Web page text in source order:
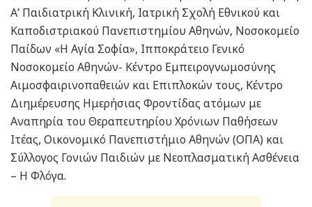
Α’ Παιδιατρική Κλινική, Ιατρική Σχολή Εθνικού και
Καποδιστριακού Πανεπιστημίου Αθηνών, Νοσοκομείο
Παίδων «Η Αγία Σοφία», Ιπποκράτειο Γενικό
Νοσοκομείο Αθηνών- Κέντρο Εμπειρογνωμοσύνης
Αιμοσφαιρινοπαθειών και Επιπλοκών τους, Κέντρο
Διημέρευσης Ημερήσιας Φροντίδας ατόμων με
Αναπηρία του Θεραπευτηρίου Χρόνιων Παθήσεων
Ιτέας, Οικονομικό Πανεπιστήμιο Αθηνών (ΟΠΑ) και
Σύλλογος Γονιών Παιδιών με Νεοπλασματική Ασθένεια
– Η Φλόγα.